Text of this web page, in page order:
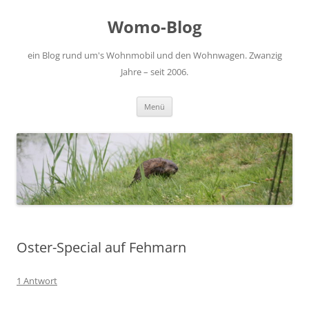
Womo-Blog
ein Blog rund um's Wohnmobil und den Wohnwagen. Zwanzig
Jahre – seit 2006.
Menü
Oster-Special auf Fehmarn
1 Antwort